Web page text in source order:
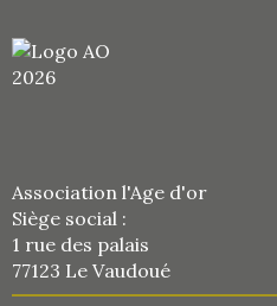
Association l'Age d'or
Siège social :
1 rue des palais
77123 Le Vaudoué